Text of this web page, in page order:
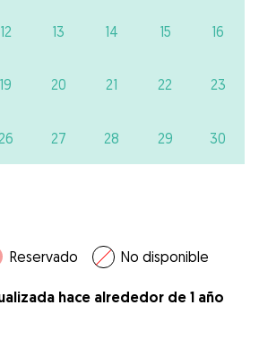
12 13 14 15 16
19 20 21 22 23
26 27 28 29 30
Reservado No disponible
hace alrededor de 1 año